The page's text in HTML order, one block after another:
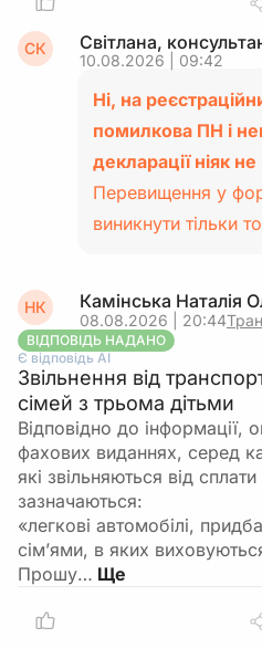
СК Світлана,
10.08.2026 | 09:42
Ні, на
помилкова ПН і
декларації ніяк
Перевищення у
виникнути тільки
НК Камінська Наталія
08.08.2026 | 20:44
ВІДПОВІДЬ НАДАНО
Є відповідь АІ
Звільнення від
сімей з трьома дітьми
Відповідно до інформації,
фахових виданнях, серед
які звільняються від
зазначаються:
«легкові автомобілі,
сім’ями, в яких
Прошу…